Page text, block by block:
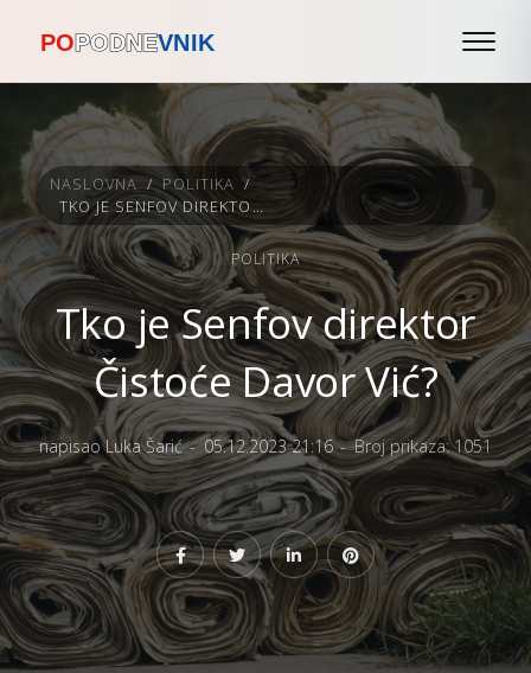
NASLOVNA / POLITIKA /
TKO JE SENFOV DIREKTOR ČISTOĆE DAVOR VIĆ?
POLITIKA
Tko je Senfov direktor
Čistoće Davor Vić?
napisao Luka Šarić 05.12.2023 21:16 Broj prikaza: 1051